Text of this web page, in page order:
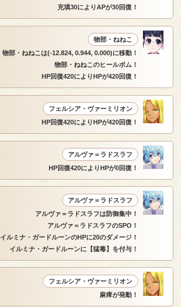
充填30によりAPが30回復！
物部・ねねこ
物部・ねねこは(-12.824, 0.944, 0.000)に移動！
物部・ねねこのヒールボム！
HP回復420によりHPが420回復！
フェルシア・ヴァーミリオン
HP回復420によりHPが420回復！
アルヴァ＝ラドスラフ
HP回復420によりHPが0回復！
アルヴァ＝ラドスラフ
アルヴァ＝ラドスラフは防御集中！
アルヴァ＝ラドスラフのSPO！
イルミナ・ガードルーンのHPに20のダメージ！
イルミナ・ガードルーンに【猛毒】を付与！
フェルシア・ヴァーミリオン
麻痺が発動！